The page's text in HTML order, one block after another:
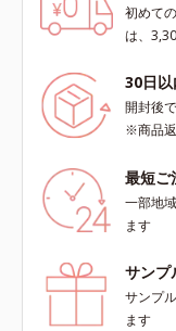
初めて
は、
30日
開封後
※商品
最短ご
一部地
ます
サンプ
サンプ
ます